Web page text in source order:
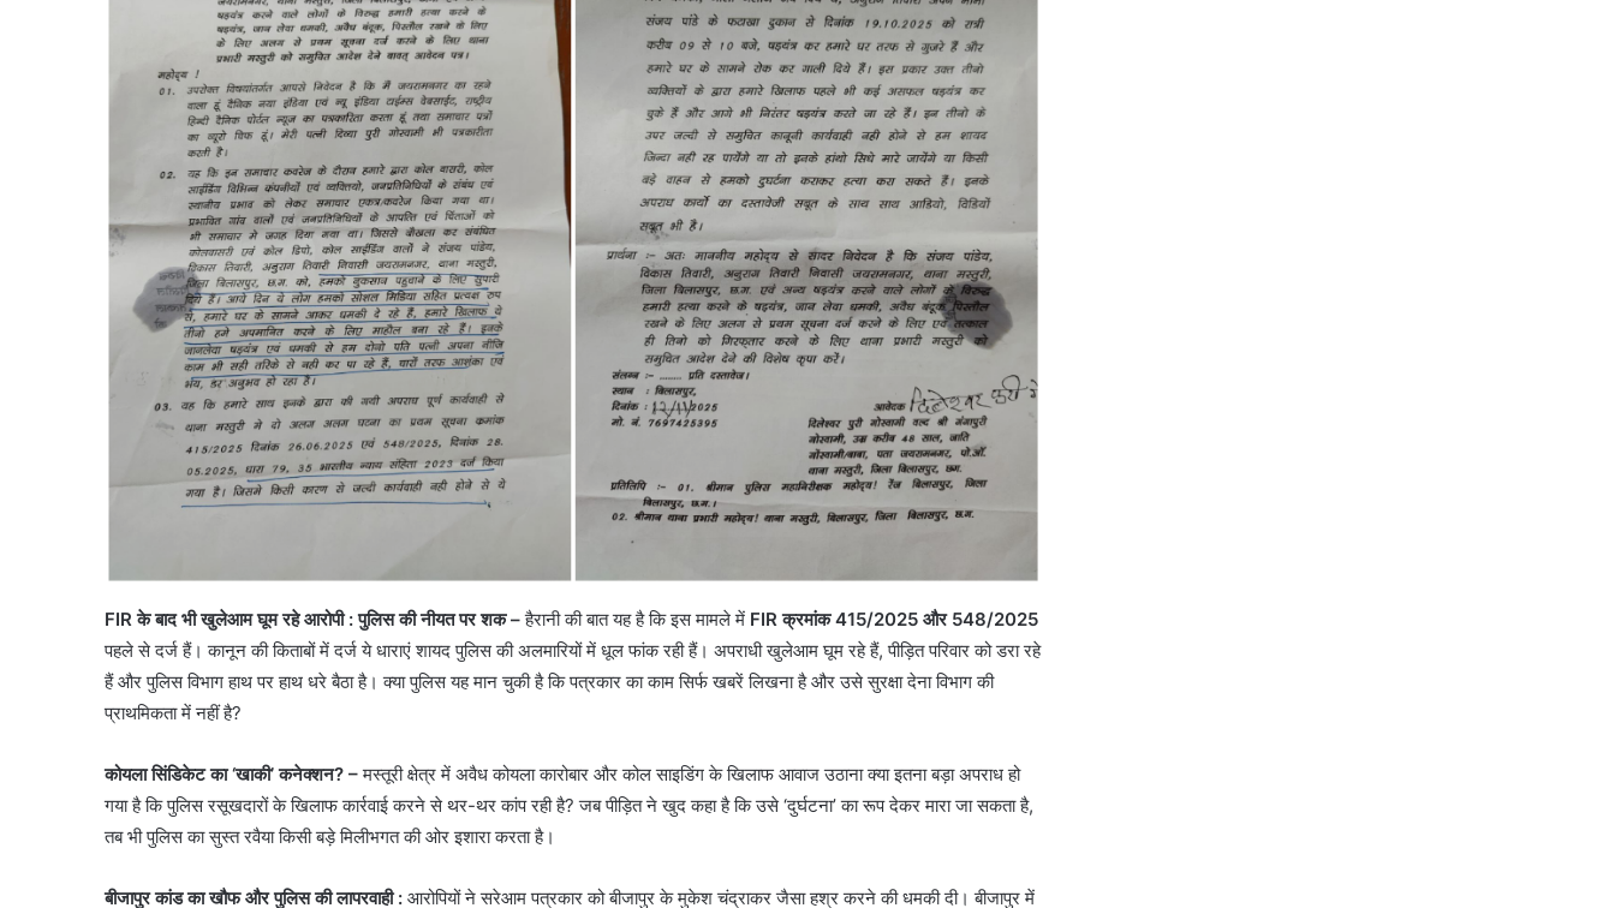
FIR के बाद भी खुलेआम घूम रहे आरोपी : पुलिस की नीयत पर शक –हैरानी की बात यह है कि इस मामले में FIR क्रमांक 415/2025 और 548/2025
पहले से दर्ज हैं। कानून की किताबों में दर्ज ये धाराएं शायद पुलिस की अलमारियों में धूल फांक रही हैं। अपराधी खुलेआम घूम रहे हैं, पीड़ित परिवार को डरा रहे
हैं और पुलिस विभाग हाथ पर हाथ धरे बैठा है। क्या पुलिस यह मान चुकी है कि पत्रकार का काम सिर्फ खबरें लिखना है और उसे सुरक्षा देना विभाग की
प्राथमिकता में नहीं है?
कोयला सिंडिकेट का ‘खाकी’ कनेक्शन? –मस्तूरी क्षेत्र में अवैध कोयला कारोबार और कोल साइडिंग के खिलाफ आवाज उठाना क्या इतना बड़ा अपराध हो
गया है कि पुलिस रसूखदारों के खिलाफ कार्रवाई करने से थर-थर कांप रही है? जब पीड़ित ने खुद कहा है कि उसे ‘दुर्घटना’ का रूप देकर मारा जा सकता है,
तब भी पुलिस का सुस्त रवैया किसी बड़े मिलीभगत की ओर इशारा करता है।
बीजापुर कांड का खौफ और पुलिस की लापरवाही : आरोपियों ने सरेआम पत्रकार को बीजापुर के मुकेश चंद्राकर जैसा हश्र करने की धमकी दी। बीजापुर में